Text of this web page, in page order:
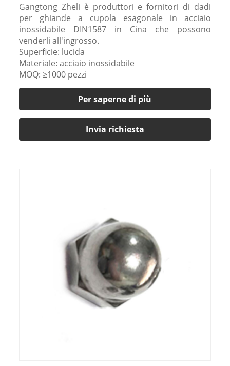
Gangtong Zheli è produttori e fornitori di dadi
per ghiande a cupola esagonale in acciaio
inossidabile DIN1587 in Cina che possono
venderli all'ingrosso.
Superficie: lucida
Materiale: acciaio inossidabile
MOQ: ≥1000 pezzi
Per saperne di più
Invia richiesta